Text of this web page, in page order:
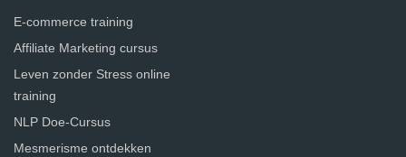
E-commerce training
Affiliate Marketing cursus
Leven zonder Stress online
training
NLP Doe-Cursus
Mesmerisme ontdekken